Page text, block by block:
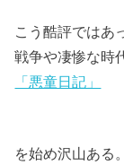
こう酷評ではあ
戦争や凄惨な時
「悪童日記」
を始め沢山ある。